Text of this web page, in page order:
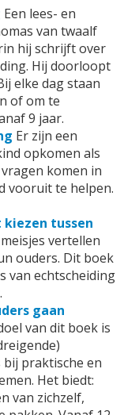
Een lees- en
van twaalf
hij schrijft over
Hij doorloopt
elke dag staan
of om te
9 jaar.
Er zijn een
opkomen als
komen in
vooruit te helpen.
tussen
vertellen
ouders. Dit boek
van echtscheiding
gaan
van dit boek is
bij praktische en
Het biedt:
van zichzelf,